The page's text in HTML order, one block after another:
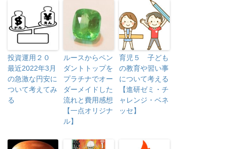
投資運用２０
最近2022年3月
の急激な円安に
ついて考えてみ
る
ルースからペン
ダントトップを
プラチナでオー
ダーメイドした
流れと費用感想
【一点オリジナ
ル】
育児５ 子ども
の教育や習い事
について考える
【進研ゼミ・チ
ャレンジ・ベネ
ッセ】